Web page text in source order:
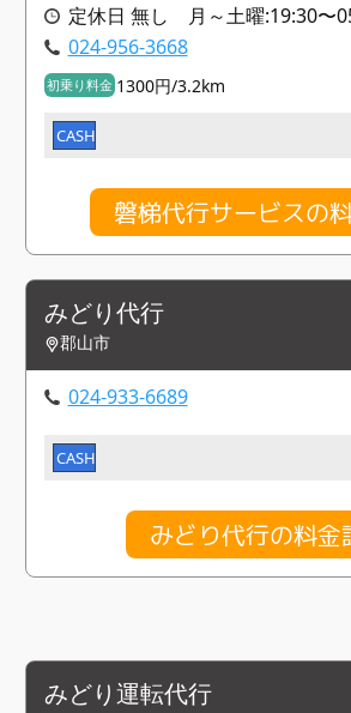
定休日 無し 月～土曜:19:30〜
024-956-3668
初乗り料金 1300円/3.2km
CASH
磐梯代行サービスの
みどり代行
郡山市
024-933-6689
CASH
みどり代行の料金
みどり運転代行